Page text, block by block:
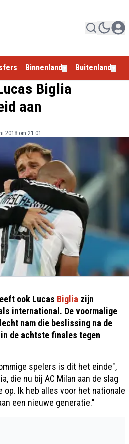
Binnenland Buitenland
Biglia
aan
2018 om 21:01
ook Lucas Biglia zijn
international. De voormalige
nam die beslissing na de
de achtste finales tegen
spelers is dit het einde",
die nu bij AC Milan aan de slag
op. Ik heb alles voor het nationale
een nieuwe generatie."